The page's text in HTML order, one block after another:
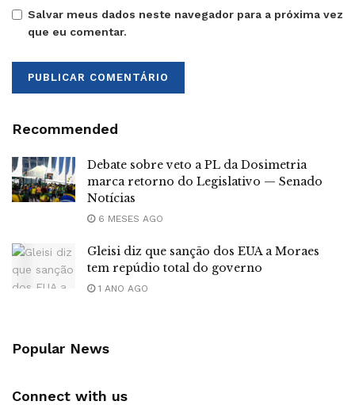
Salvar meus dados neste navegador para a próxima vez
que eu comentar.
Recommended
Debate sobre veto a PL da Dosimetria
marca retorno do Legislativo — Senado
Notícias
6 MESES AGO
Gleisi diz que sanção dos EUA a Moraes
tem repúdio total do governo
1 ANO AGO
Popular News
Connect with us